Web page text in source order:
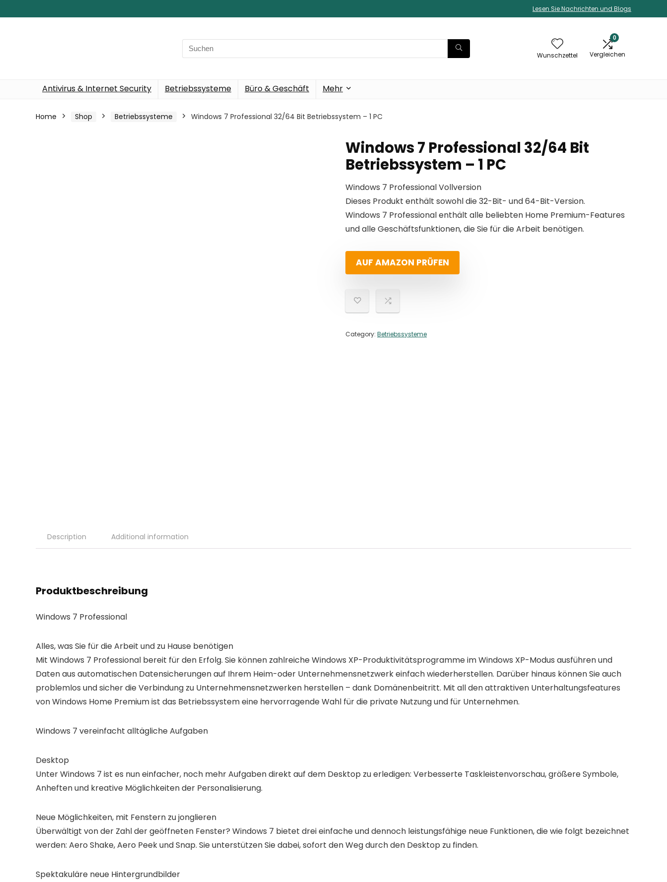
Lesen Sie Nachrichten und Blogs
Search
for:
Wunschzettel
0
Vergleichen
Antivirus & Internet Security Betriebssysteme Büro & Geschäft Mehr
Home Shop Betriebssysteme Windows 7 Professional 32/64 Bit Betriebssystem – 1 PC
Windows 7 Professional 32/64 Bit
Betriebssystem – 1 PC
Windows 7 Professional Vollversion
Dieses Produkt enthält sowohl die 32-Bit- und 64-Bit-Version.
Windows 7 Professional enthält alle beliebten Home Premium-Features
und alle Geschäftsfunktionen, die Sie für die Arbeit benötigen.
AUF AMAZON PRÜFEN
Category: Betriebssysteme
Description Additional information
Produktbeschreibung
Windows 7 Professional
Alles, was Sie für die Arbeit und zu Hause benötigen
Mit Windows 7 Professional bereit für den Erfolg. Sie können zahlreiche Windows XP-Produktivitätsprogramme im Windows XP-Modus ausführen und
Daten aus automatischen Datensicherungen auf Ihrem Heim-oder Unternehmensnetzwerk einfach wiederherstellen. Darüber hinaus können Sie auch
problemlos und sicher die Verbindung zu Unternehmensnetzwerken herstellen – dank Domänenbeitritt. Mit all den attraktiven Unterhaltungsfeatures
von Windows Home Premium ist das Betriebssystem eine hervorragende Wahl für die private Nutzung und für Unternehmen.
Windows 7 vereinfacht alltägliche Aufgaben
Desktop
Unter Windows 7 ist es nun einfacher, noch mehr Aufgaben direkt auf dem Desktop zu erledigen: Verbesserte Taskleistenvorschau, größere Symbole,
Anheften und kreative Möglichkeiten der Personalisierung.
Neue Möglichkeiten, mit Fenstern zu jonglieren
Überwältigt von der Zahl der geöffneten Fenster? Windows 7 bietet drei einfache und dennoch leistungsfähige neue Funktionen, die wie folgt bezeichnet
werden: Aero Shake, Aero Peek und Snap. Sie unterstützen Sie dabei, sofort den Weg durch den Desktop zu finden.
Spektakuläre neue Hintergrundbilder